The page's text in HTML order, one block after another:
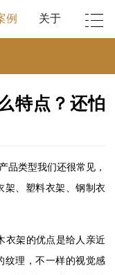
例 关于
特点？还怕
品类型我们还很常见，
架、塑料衣架、钢制衣
衣架的优点是给人亲近
纹理，不一样的视觉感